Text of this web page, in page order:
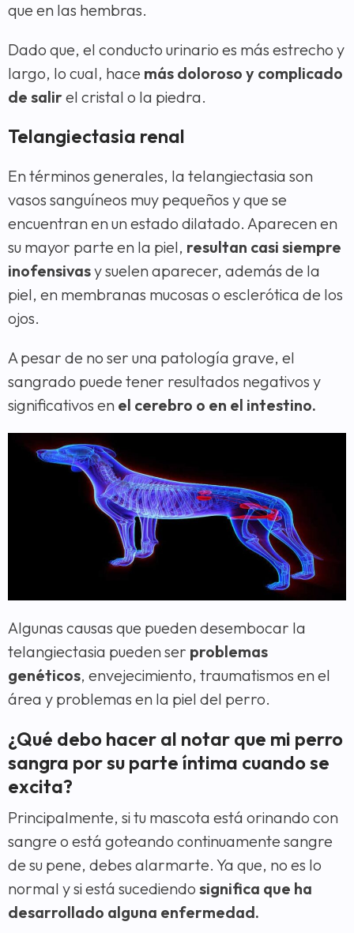
que en las hembras.
Dado que, el conducto urinario es más estrecho y
largo, lo cual, hace más doloroso y complicado
de salirel cristal o la piedra.
Telangiectasia renal
En términos generales, la telangiectasia son
vasos sanguíneos muy pequeños y que se
encuentran en un estado dilatado. Aparecen en
su mayor parte en la piel, resultan casi siempre
inofensivasy suelen aparecer, además de la
piel, en membranas mucosas o esclerótica de los
ojos.
A pesar de no ser una patología grave, el
sangrado puede tener resultados negativos y
significativos en el cerebro o en el intestino.
Algunas causas que pueden desembocar la
telangiectasia pueden ser problemas
genéticos, envejecimiento, traumatismos en el
área y problemas en la piel del perro.
¿Qué debo hacer al notar que mi perro
sangra por su parte íntima cuando se
excita?
Principalmente, si tu mascota está orinando con
sangre o está goteando continuamente sangre
de su pene, debes alarmarte. Ya que, no es lo
normal y si está sucediendo significa que ha
desarrollado alguna enfermedad.